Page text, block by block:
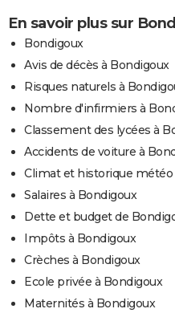
En savoir plus sur
Bondigoux
Avis de décès à Bondigoux
Risques naturels à
Nombre d'infirmiers à
Classement des lycées à
Accidents de voiture à
Climat et historique météo
Salaires à Bondigoux
Dette et budget de
Impôts à Bondigoux
Crèches à Bondigoux
Ecole privée à Bondigoux
Maternités à Bondigoux